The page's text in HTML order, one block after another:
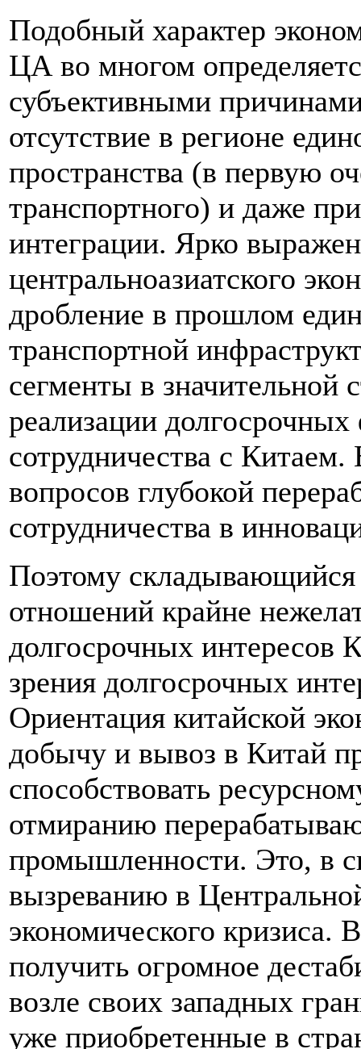
Подобный характер
ЦА во многом
субъективными
отсутствие в регионе
пространства (в первую
транспортного) и даже
интеграции. Ярко
центральноазиатского
дробление в прошлом
транспортной
сегменты в значительной
реализации
сотрудничества с Китаем.
вопросов глубокой
сотрудничества в
Поэтому
отношений крайне
долгосрочных интересов
зрения долгосрочных
Ориентация китайской
добычу и вывоз в Китай
способствовать
отмиранию
промышленности. Это, в
вызреванию в
экономического
получить огромное
возле своих западных
уже приобретенные в